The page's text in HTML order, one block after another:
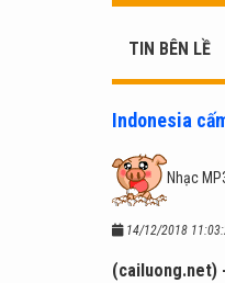
TIN BÊN LỀ
Indonesia
Nhạc
14/12/2018
(cailuong.net)